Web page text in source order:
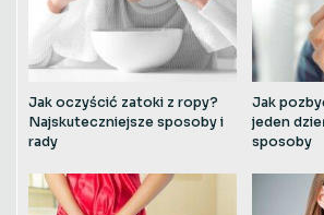
Jak oczyścić zatoki z ropy?
Najskuteczniejsze sposoby i
rady
Jak
jeden
sposoby